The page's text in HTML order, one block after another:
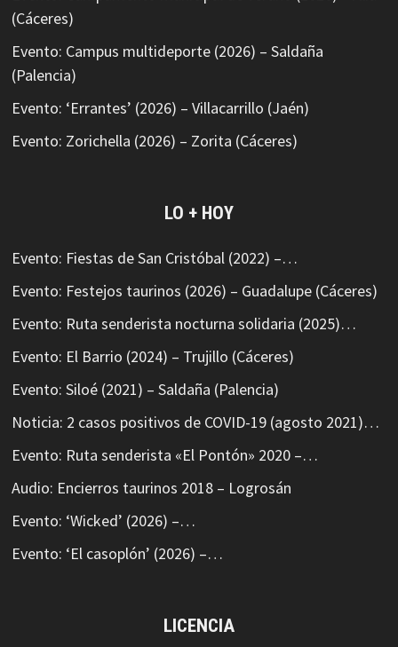
(Cáceres)
Evento: Campus multideporte (2026) – Saldaña
(Palencia)
Evento: ‘Errantes’ (2026) – Villacarrillo (Jaén)
Evento: Zorichella (2026) – Zorita (Cáceres)
LO + HOY
Evento: Fiestas de San Cristóbal (2022) –…
Evento: Festejos taurinos (2026) – Guadalupe (Cáceres)
Evento: Ruta senderista nocturna solidaria (2025)…
Evento: El Barrio (2024) – Trujillo (Cáceres)
Evento: Siloé (2021) – Saldaña (Palencia)
Noticia: 2 casos positivos de COVID-19 (agosto 2021)…
Evento: Ruta senderista «El Pontón» 2020 –…
Audio: Encierros taurinos 2018 – Logrosán
Evento: ‘Wicked’ (2026) –…
Evento: ‘El casoplón’ (2026) –…
LICENCIA